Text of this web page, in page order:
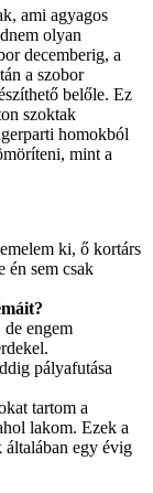
ami agyagos
olyan
decemberig, a
a szobor
belőle. Ez
szoktak
homokból
mint a
ki, ő kortárs
én sem csak
de engem
pályafutása
tartom a
lakom. Ezek a
általában egy évig